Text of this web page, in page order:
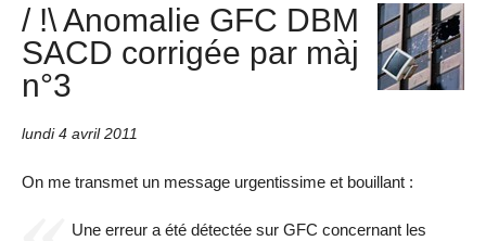
/ !\ Anomalie GFC DBM
SACD corrigée par màj
n°3
lundi 4 avril 2011
On me transmet un message urgentissime et bouillant :
Une erreur a été détectée sur GFC concernant les